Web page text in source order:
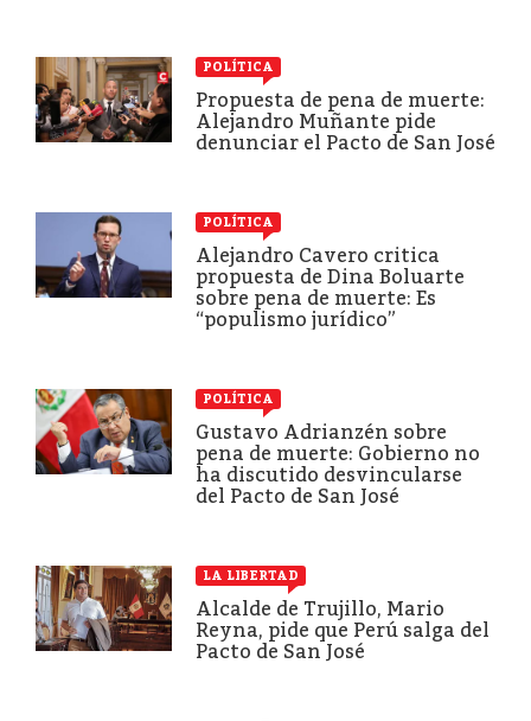
POLÍTICA
Propuesta de pena de muerte:
Alejandro Muñante pide
denunciar el Pacto de San José
POLÍTICA
Alejandro Cavero critica
propuesta de Dina Boluarte
sobre pena de muerte: Es
“populismo jurídico”
POLÍTICA
Gustavo Adrianzén sobre
pena de muerte: Gobierno no
ha discutido desvincularse
del Pacto de San José
LA LIBERTAD
Alcalde de Trujillo, Mario
Reyna, pide que Perú salga del
Pacto de San José